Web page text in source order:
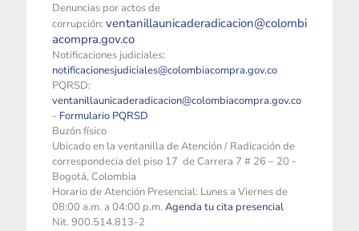
Denuncias por actos de
corrupción: ventanillaunicaderadicacion@colombi
acompra.gov.co
Notificaciones judiciales:
notificacionesjudiciales@colombiacompra.gov.co
PQRSD:
ventanillaunicaderadicacion@colombiacompra.gov.co
- Formulario PQRSD
Buzón físico
Ubicado en la ventanilla de Atención / Radicación de
correspondecia del piso 17 de Carrera 7 # 26 – 20 -
Bogotá, Colombia
Horario de Atención Presencial: Lunes a Viernes de
08:00 a.m. a 04:00 p.m. Agenda tu cita presencial
Nit. 900.514.813-2